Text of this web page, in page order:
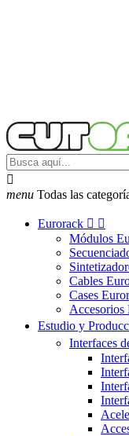

menu Todas las
Eurorack  
Módulos
Cables
Cases
Accesorios
Estudio y
Interfaces